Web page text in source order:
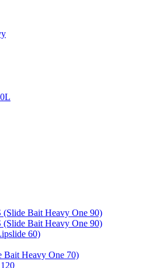
Bait Heavy One 90)
Bait Heavy One 90)
60)
Bait Heavy One 70)